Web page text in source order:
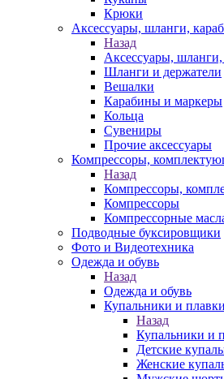
Крюки
Аксессуары, шланги,
Назад
Аксессуары,
Шланги и держатели
Вешалки
Карабины и маркеры
Кольца
Сувениры
Прочие аксессуары
Компрессоры,
Назад
Компрессоры,
Компрессоры
Компрессорные
Подводные буксировщики
Фото и Видеотехника
Одежда и обувь
Назад
Одежда и обувь
Купальники и плавки
Назад
Купальники и
Детские
Женские